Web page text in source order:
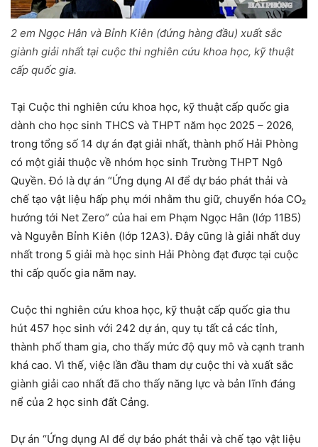
2 em Ngọc Hân và Bỉnh Kiên (đứng hàng đầu) xuất sắc
giành giải nhất tại cuộc thi nghiên cứu khoa học, kỹ thuật
cấp quốc gia.
Tại Cuộc thi nghiên cứu khoa học, kỹ thuật cấp quốc gia
dành cho học sinh THCS và THPT năm học 2025 – 2026,
trong tổng số 14 dự án đạt giải nhất, thành phố Hải Phòng
có một giải thuộc về nhóm học sinh Trường THPT Ngô
Quyền. Đó là dự án “Ứng dụng AI để dự báo phát thải và
chế tạo vật liệu hấp phụ mới nhằm thu giữ, chuyển hóa CO₂
hướng tới Net Zero” của hai em Phạm Ngọc Hân (lớp 11B5)
và Nguyễn Bỉnh Kiên (lớp 12A3). Đây cũng là giải nhất duy
nhất trong 5 giải mà học sinh Hải Phòng đạt được tại cuộc
thi cấp quốc gia năm nay.
Cuộc thi nghiên cứu khoa học, kỹ thuật cấp quốc gia thu
hút 457 học sinh với 242 dự án, quy tụ tất cả các tỉnh,
thành phố tham gia, cho thấy mức độ quy mô và cạnh tranh
khá cao. Vì thế, việc lần đầu tham dự cuộc thi và xuất sắc
giành giải cao nhất đã cho thấy năng lực và bản lĩnh đáng
nể của 2 học sinh đất Cảng.
Dự án “Ứng dụng AI để dự báo phát thải và chế tạo vật liệu